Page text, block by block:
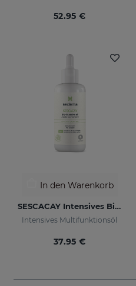
52.95 €
In den Warenkorb
SESCACAY Intensives Bio-Öl
Intensives Multifunktionsöl
37.95 €